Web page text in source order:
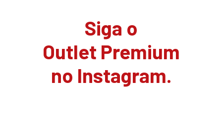
Siga o
Outlet Premium
no Instagram.